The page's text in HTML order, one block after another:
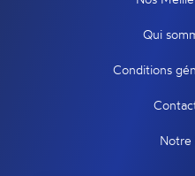
Qui
Conditions
Notre